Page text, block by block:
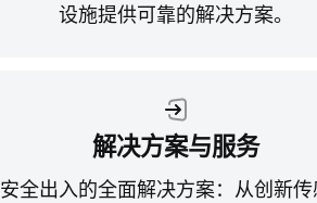
设施提供可靠的解决方案。
解决方案与服务
安全出入的全面解决方案：从创新